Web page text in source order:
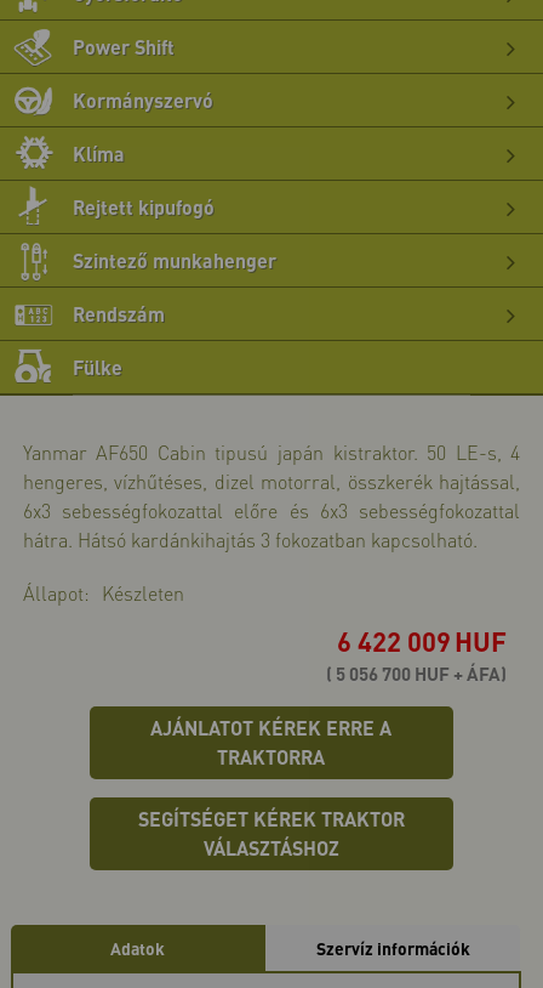
>>
>>
Power Shift
>>
Kormányszervó
>>
Klíma
>>
Rejtett kipufogó
>>
Szintező munkahenger
Rendszám
Fülke
Yanmar AF650 Cabin tipusú japán kistraktor. 50 LE-s, 4
hengeres, vízhűtéses, dizel motorral, összkerék hajtással,
6x3 sebességfokozattal előre és 6x3 sebességfokozattal
hátra. Hátsó kardánkihajtás 3 fokozatban kapcsolható.
Állapot: Készleten
6 422 009HUF
( 5 056 700 HUF + ÁFA)
AJÁNLATOT KÉREK ERRE A
TRAKTORRA
SEGÍTSÉGET KÉREK TRAKTOR
VÁLASZTÁSHOZ
Adatok Szervíz információk